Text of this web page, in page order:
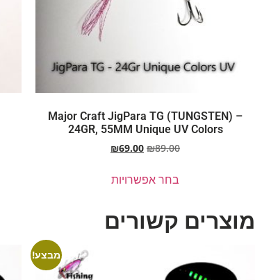
Major Craft JigPara TG (TUNGSTEN) –
24GR, 55MM Unique UV Colors
₪89.00
₪69.00
בחר אפשרויות
מוצרים קשורים
מבצע!